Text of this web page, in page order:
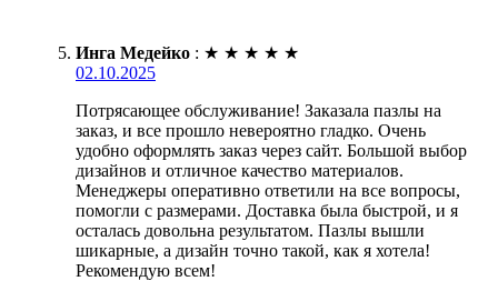
Инга Медейко : ★ ★ ★ ★ ★
02.10.2025
Потрясающее обслуживание! Заказала пазлы на
заказ, и все прошло невероятно гладко. Очень
удобно оформлять заказ через сайт. Большой выбор
дизайнов и отличное качество материалов.
Менеджеры оперативно ответили на все вопросы,
помогли с размерами. Доставка была быстрой, и я
осталась довольна результатом. Пазлы вышли
шикарные, а дизайн точно такой, как я хотела!
Рекомендую всем!